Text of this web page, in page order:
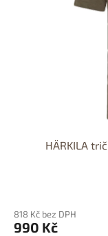
HÄRKILA
818 Kč bez DPH
990 Kč